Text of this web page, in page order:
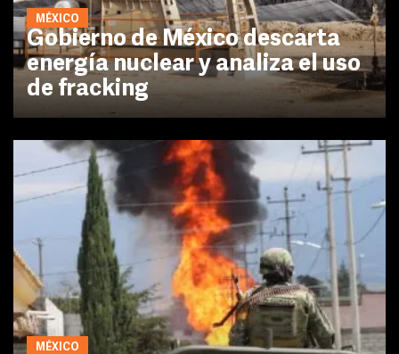
MÉXICO
Gobierno de México descarta
energía nuclear y analiza el uso
de fracking
MÉXICO